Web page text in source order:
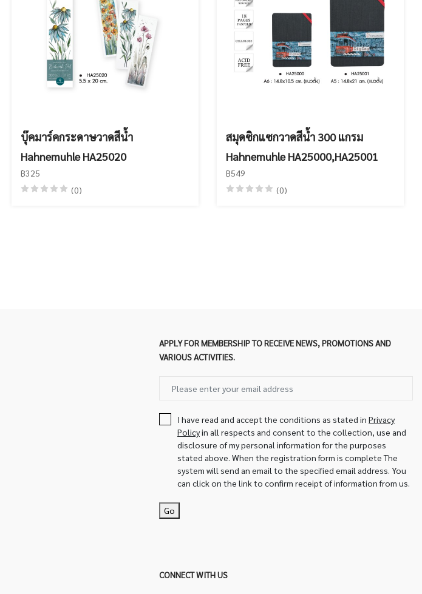
บุ๊คมาร์คกระดาษวาดสีน้ำ
Hahnemuhle HA25020
฿325
(0)
สมุดซิกแซกวาดสีน้ำ 300 แกรม
Hahnemuhle HA25000,HA25001
฿549
(0)
APPLY FOR MEMBERSHIP TO RECEIVE NEWS, PROMOTIONS AND
VARIOUS ACTIVITIES.
I have read and accept the conditions as stated in Privacy
Policyin all respects and consent to the collection, use and
disclosure of my personal information for the purposes
stated above. When the registration form is complete The
system will send an email to the specified email address. You
can click on the link to confirm receipt of information from us.
Go
CONNECT WITH US